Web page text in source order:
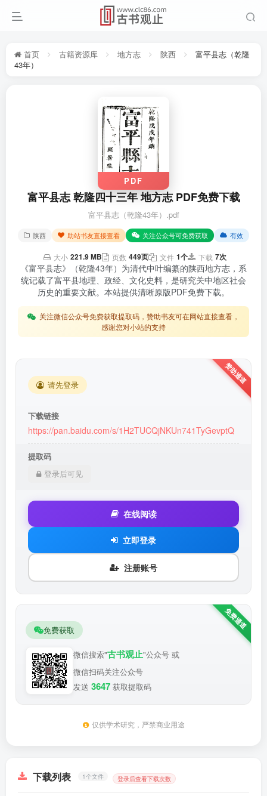
首页 古籍资源库 地方志 陕西
富平县志（乾隆
43年）
PDF
富平县志 乾隆四十三年 地方志 PDF免费下载
富平县志（乾隆43年）.pdf
陕西 助站书友直接查看 关注公众号可免费获取 有效
大小 221.9 MB 页数 449页 文件 1个 下载 7次
《富平县志》（乾隆43年）为清代中叶编纂的陕西地方志，系
统记载了富平县地理、政经、文化史料，是研究关中地区社会
历史的重要文献。本站提供清晰原版PDF免费下载。
关注微信公众号免费获取提取码，赞助书友可在网站直接查看，
感谢您对小站的支持
请先登录
下载链接
https://pan.baidu.com/s/1H2TUCQjNKUn741TyGevptQ
提取码
登录后可见
在线阅读
立即登录
注册账号
免费获取
微信搜索"古书观止"公众号 或
微信扫码关注公众号
发送 3647 获取提取码
仅供学术研究，严禁商业用途
下载列表 1个文件 登录后查看下载次数